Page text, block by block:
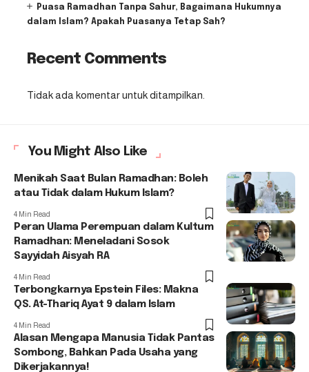
Puasa Ramadhan Tanpa Sahur, Bagaimana Hukumnya
dalam Islam? Apakah Puasanya Tetap Sah?
Recent Comments
Tidak ada komentar untuk ditampilkan.
You Might Also Like
Menikah Saat Bulan Ramadhan: Boleh
atau Tidak dalam Hukum Islam?
4 Min Read
Peran Ulama Perempuan dalam Kultum
Ramadhan: Meneladani Sosok
Sayyidah Aisyah RA
4 Min Read
Terbongkarnya Epstein Files: Makna
QS. At-Thariq Ayat 9 dalam Islam
4 Min Read
Alasan Mengapa Manusia Tidak Pantas
Sombong, Bahkan Pada Usaha yang
Dikerjakannya!